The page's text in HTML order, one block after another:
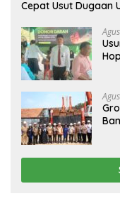
Cepat Usut Dugaan